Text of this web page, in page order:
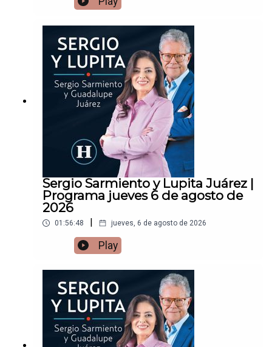
Sergio Sarmiento y Lupita Juárez |
Programa jueves 6 de agosto de
2026
01:56:48 jueves, 6 de agosto de 2026
Play